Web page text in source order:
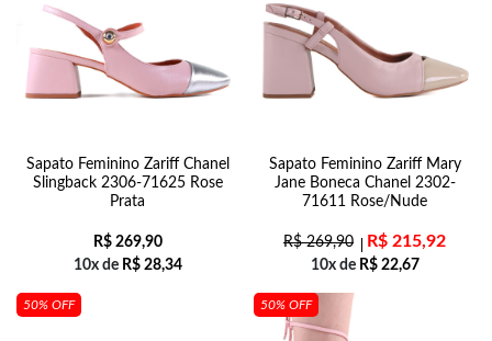
Sapato Feminino Zariff Chanel
Slingback 2306-71625 Rose
Prata
R$269,90
10x de R$28,34
Sapato Feminino Zariff Mary
Jane Boneca Chanel 2302-
71611 Rose/Nude
R$269,90 R$ 215,92
10x de R$22,67
50% OFF 50% OFF